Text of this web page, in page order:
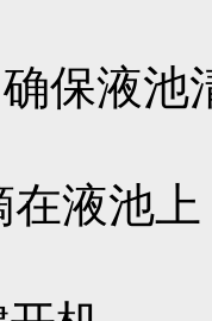
保液池
在液池上